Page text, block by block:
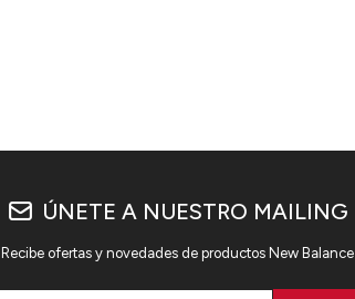
ÚNETE A NUESTRO MAILING
Recibe ofertas y novedades de productos New Balance